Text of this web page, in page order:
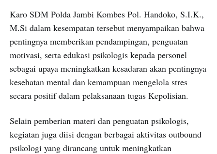
Karo SDM Polda Jambi Kombes Pol. Handoko, S.I.K.,
M.Si dalam kesempatan tersebut menyampaikan bahwa
pentingnya memberikan pendampingan, penguatan
motivasi, serta edukasi psikologis kepada personel
sebagai upaya meningkatkan kesadaran akan pentingnya
kesehatan mental dan kemampuan mengelola stres
secara positif dalam pelaksanaan tugas Kepolisian.
Selain pemberian materi dan penguatan psikologis,
kegiatan juga diisi dengan berbagai aktivitas outbound
psikologi yang dirancang untuk meningkatkan